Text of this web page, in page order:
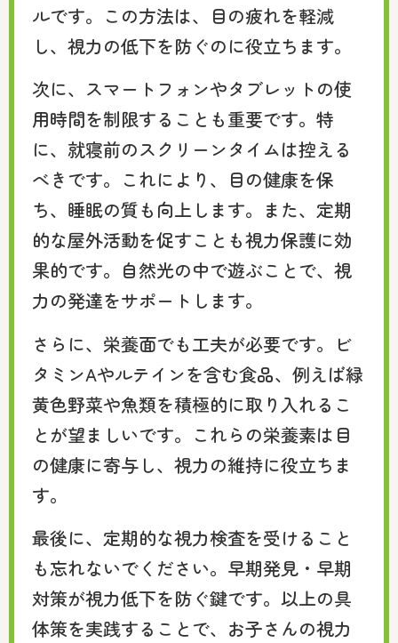
ルです。この方法は、目の疲れを軽減
し、視力の低下を防ぐのに役立ちます。
次に、スマートフォンやタブレットの使
用時間を制限することも重要です。特
に、就寝前のスクリーンタイムは控える
べきです。これにより、目の健康を保
ち、睡眠の質も向上します。また、定期
的な屋外活動を促すことも視力保護に効
果的です。自然光の中で遊ぶことで、視
力の発達をサポートします。
さらに、栄養面でも工夫が必要です。ビ
タミンAやルテインを含む食品、例えば緑
黄色野菜や魚類を積極的に取り入れるこ
とが望ましいです。これらの栄養素は目
の健康に寄与し、視力の維持に役立ちま
す。
最後に、定期的な視力検査を受けること
も忘れないでください。早期発見・早期
対策が視力低下を防ぐ鍵です。以上の具
体策を実践することで、お子さんの視力